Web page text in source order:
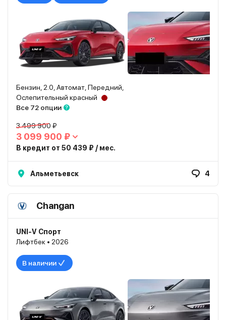
Бензин, 2.0, Автомат, Передний,
Ослепительный красный
Все 72 опции
3 499 900 ₽
3 099 900 ₽
В кредит от 50 439 ₽ / мес.
Альметьевск 4
Changan
UNI-V Спорт
Лифтбек • 2026
В наличии